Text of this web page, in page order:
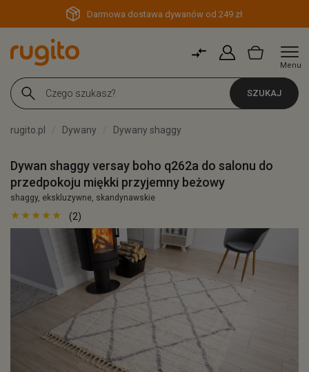
Darmowa dostawa dywanów od 249 zł
Menu
SZUKAJ
rugito.pl Dywany Dywany shaggy
Dywan shaggy versay boho q262a do salonu do
przedpokoju miękki przyjemny beżowy
shaggy, ekskluzywne, skandynawskie
(2)